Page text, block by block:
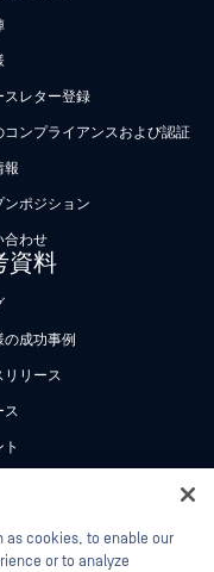
スレター登録
コンプライアンスおよび認証
報
ンポジション
合わせ
資料
の成功事例
リリース
ス
ト
トペーパー
as cookies, to enable our
or to analyze
virtual assistant.